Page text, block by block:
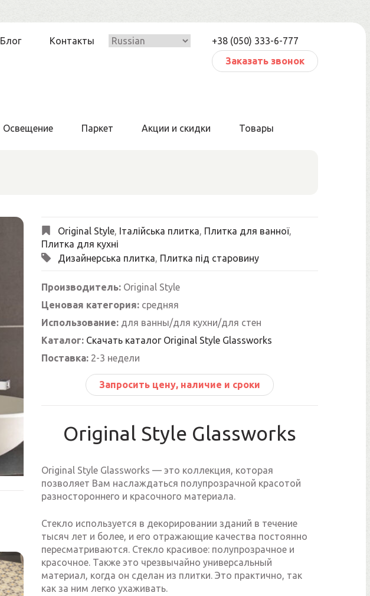
Блог Контакты
+38 (050) 333-6-777
Заказать звонок
Освещение Паркет Акции и скидки Товары
Original Style, Італійська плитка, Плитка для ванної,
Плитка для кухні
Дизайнерська плитка, Плитка під старовину
Производитель:Original Style
Ценовая категория:средняя
Использование:для ванны/для кухни/для стен
Каталог: Скачать каталог Original Style Glassworks
Поставка:2-3 недели
Запросить цену, наличие и сроки
Original Style Glassworks
Original Style Glassworks — это коллекция, которая
позволяет Вам наслаждаться полупрозрачной красотой
разностороннего и красочного материала.
Стекло используется в декорировании зданий в течение
тысяч лет и более, и его отражающие качества постоянно
пересматриваются. Стекло красивое: полупрозрачное и
красочное. Также это чрезвычайно универсальный
материал, когда он сделан из плитки. Это практично, так
как за ним легко ухаживать.